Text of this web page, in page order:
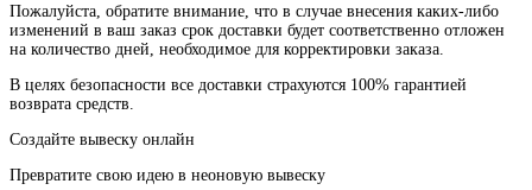
Пожалуйста , обратите внимание что в случае внесения каких-либо
изменений в ваш заказ срок доставки будет соответственно отложен
на количество дней необходимое для корректировки заказа
В целях безопасности все доставки страхуются 100% гарантией
возврата средств.
Создайте вывеску онлайн
Превратите свою идею в неоновую вывеску